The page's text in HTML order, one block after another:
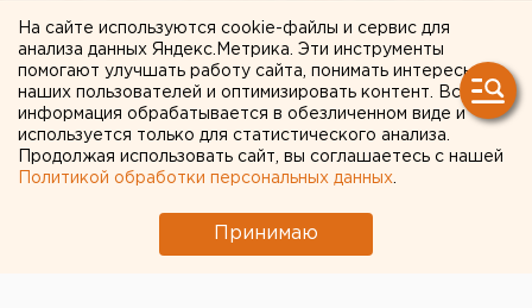
На сайте используются cookie-файлы и сервис для
анализа данных Яндекс.Метрика. Эти инструменты
помогают улучшать работу сайта, понимать интересы
наших пользователей и оптимизировать контент. Вся
информация обрабатывается в обезличенном виде и
используется только для статистического анализа.
Продолжая использовать сайт, вы соглашаетесь с нашей
Политикой обработки персональных данных
Принимаю